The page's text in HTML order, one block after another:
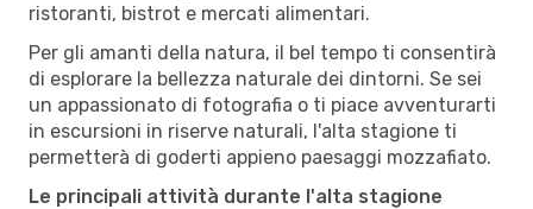
ristoranti, bistrot e mercati alimentari.
Per gli amanti della natura, il bel tempo ti consentirà
di esplorare la bellezza naturale dei dintorni. Se sei
un appassionato di fotografia o ti piace avventurarti
in escursioni in riserve naturali, l'alta stagione ti
permetterà di goderti appieno paesaggi mozzafiato.
Le principali attività durante l'alta stagione